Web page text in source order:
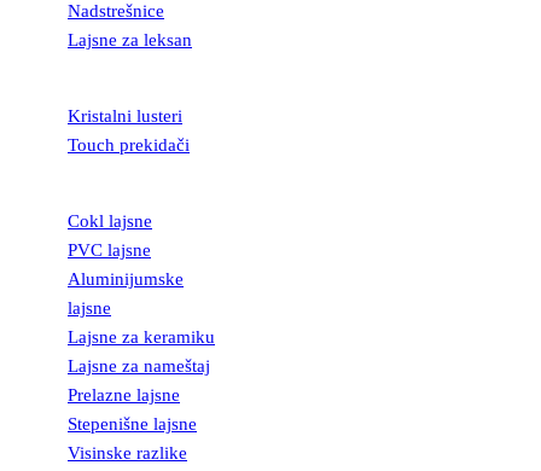
Nadstrešnice
Lajsne za leksan
Kristalni lusteri
Touch prekidači
Cokl lajsne
PVC lajsne
Aluminijumske
lajsne
Lajsne za keramiku
Lajsne za nameštaj
Prelazne lajsne
Stepenišne lajsne
Visinske razlike